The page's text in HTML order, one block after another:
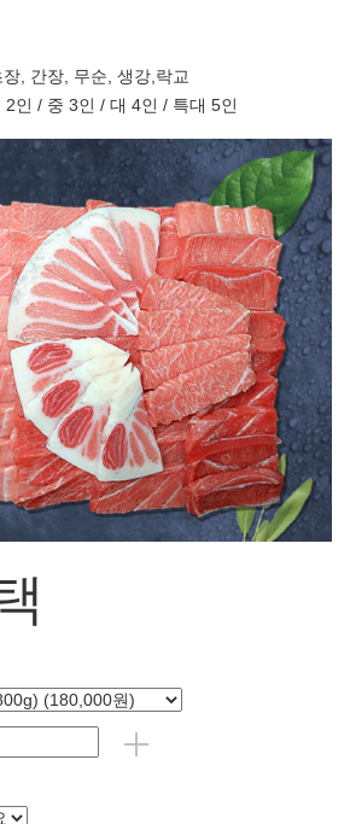
, 간장, 무순, 생강,락교
인 / 중 3인 / 대 4인 / 특대 5인